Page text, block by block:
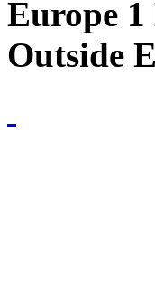
Europe
Outside